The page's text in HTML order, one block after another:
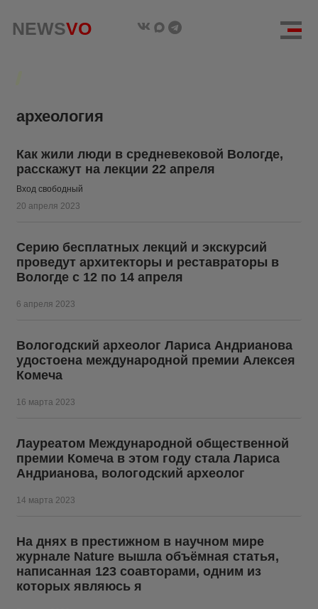
NEWSVO
NEWSVO
археология
Как жили люди в средневековой Вологде,
расскажут на лекции 22 апреля
Вход свободный
20 апреля 2023
Серию бесплатных лекций и экскурсий
проведут архитекторы и реставраторы в
Вологде с 12 по 14 апреля
6 апреля 2023
Вологодский археолог Лариса Андрианова
удостоена международной премии Алексея
Комеча
16 марта 2023
Лауреатом Международной общественной
премии Комеча в этом году стала Лариса
Андрианова, вологодский археолог
14 марта 2023
На днях в престижном в научном мире
журнале Nature вышла объёмная статья,
написанная 123 соавторами, одним из
которых являюсь я